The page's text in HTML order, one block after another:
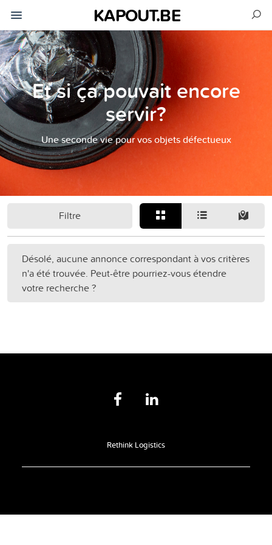
KAPOUT.BE
Et si ça pouvait encore
servir?
Une seconde vie pour vos objets défectueux
Filtre
Désolé, aucune annonce correspondant à vos critères
n'a été trouvée. Peut-être pourriez-vous étendre
votre recherche ?
Rethink Logistics